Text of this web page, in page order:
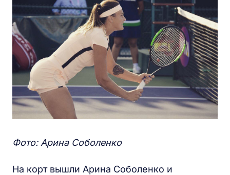
Фото: Арина Соболенко
На корт вышли Арина Соболенко и